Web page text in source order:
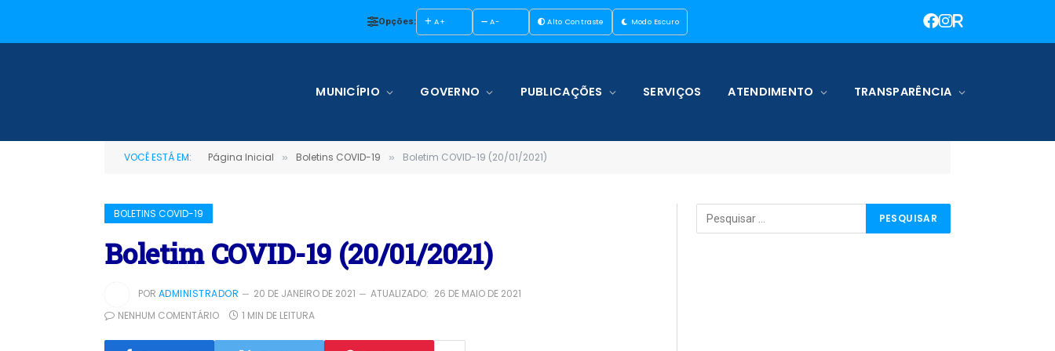
Opções: A+ A- Alto Contraste Modo Escuro
MUNICÍPIO GOVERNO PUBLICAÇÕES SERVIÇOS ATENDIMENTO TRANSPARÊNCIA
VOCÊ ESTÁ EM: Página Inicial » Boletins COVID-19 » Boletim COVID-19 (20/01/2021)
BOLETINS COVID-19
Boletim COVID-19 (20/01/2021)
POR ADMINISTRADOR 20 DE JANEIRO DE 2021 ATUALIZADO: 26 DE MAIO DE 2021
NENHUM COMENTÁRIO
1 MIN DE LEITURA